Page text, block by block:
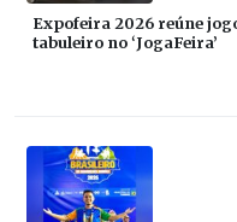
Expofeira 2026 reúne
tabuleiro no ‘JogaFeira’